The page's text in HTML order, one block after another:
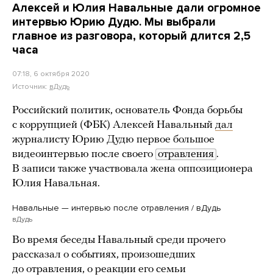
Алексей и Юлия Навальные дали огромное
интервью Юрию Дудю. Мы выбрали
главное из разговора, который длится 2,5
часа
07:18, 6 октября 2020
Источник: вДудь
Российский политик, основатель Фонда борьбы
с коррупцией (ФБК) Алексей Навальный дал
журналисту Юрию Дудю первое большое
видеоинтервью после своего отравления .
В записи также участвовала жена оппозиционера
Юлия Навальная.
Навальные — интервью после отравления / вДудь
вДудь
Во время беседы Навальный среди прочего
рассказал о событиях, произошедших
до отравления, о реакции его семьи